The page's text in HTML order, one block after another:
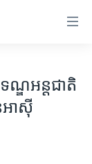
ណ្ឌ​អន្តជាតិ​
អាស៊ី